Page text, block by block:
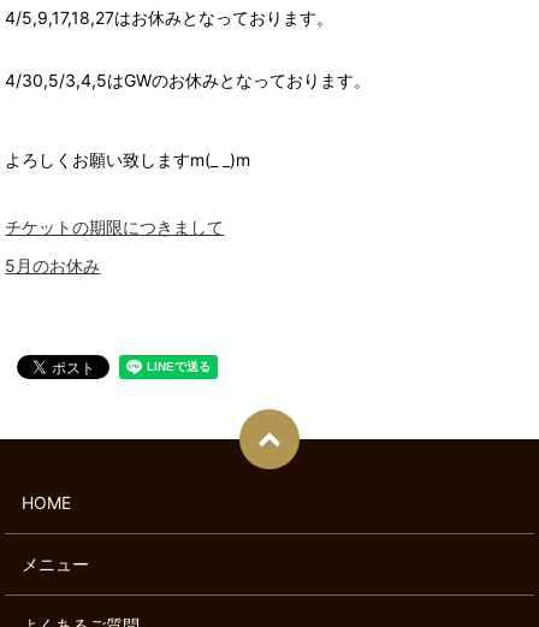
4/5,9,17,18,27はお休みとなっております。
4/30,5/3,4,5はGWのお休みとなっております。
よろしくお願い致しますm(_ _)m
チケットの期限につきまして
5月のお休み
HOME
メニュー